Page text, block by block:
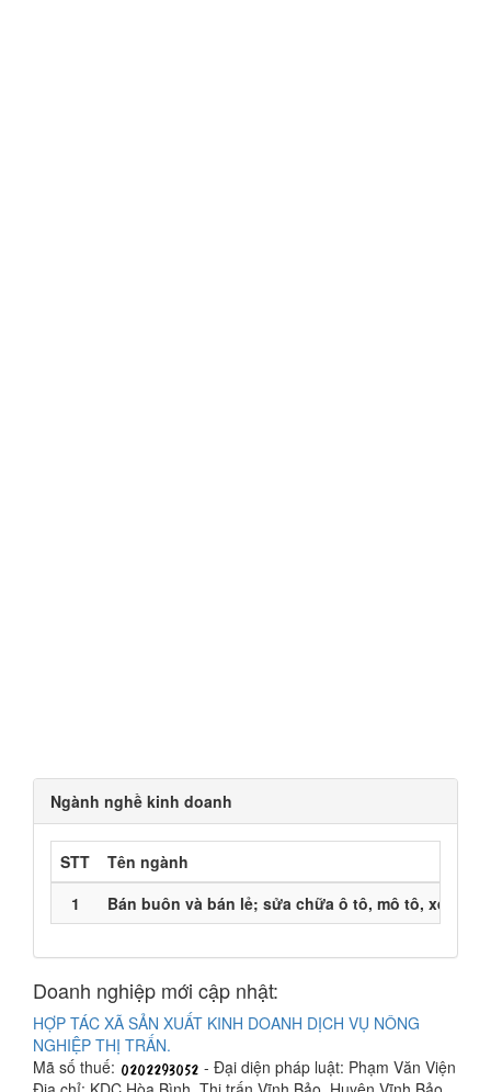
Ngành nghề kinh doanh
STT
Tên ngành
1
Bán buôn và bán lẻ; sửa chữa ô tô, mô tô, xe máy
Doanh nghiệp mới cập nhật:
HỢP TÁC XÃ SẢN XUẤT KINH DOANH DỊCH VỤ NÔNG
NGHIỆP THỊ TRẤN.
Mã số thuế:
- Đại diện pháp luật: Phạm Văn Viện